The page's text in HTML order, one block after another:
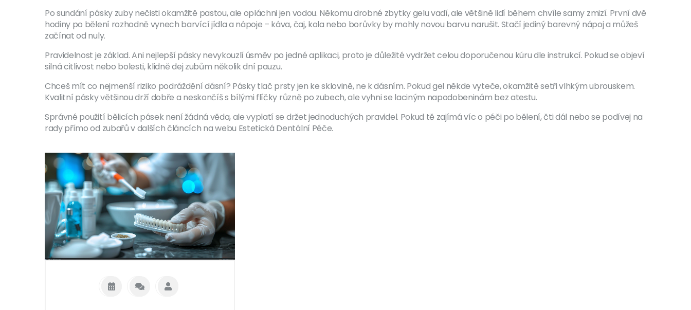
Po sundání pásky zuby nečisti okamžitě pastou, ale opláchni jen vodou. Někomu drobné zbytky gelu vadí, ale většině lidí během chvíle samy zmizí. První dvě
hodiny po bělení rozhodně vynech barvící jídla a nápoje – káva, čaj, kola nebo borůvky by mohly novou barvu narušit. Stačí jediný barevný nápoj a můžeš
začínat od nuly.
Pravidelnost je základ. Ani nejlepší pásky nevykouzlí úsměv po jedné aplikaci, proto je důležité vydržet celou doporučenou kúru dle instrukcí. Pokud se objeví
silná citlivost nebo bolesti, klidně dej zubům několik dní pauzu.
Chceš mít co nejmenší riziko podráždění dásní? Pásky tlač prsty jen ke sklovině, ne k dásním. Pokud gel někde vyteče, okamžitě setři vlhkým ubrouskem.
Kvalitní pásky většinou drží dobře a neskončíš s bílými flíčky různě po zubech, ale vyhni se laciným napodobeninám bez atestu.
Správné použití bělicích pásek není žádná věda, ale vyplatí se držet jednoduchých pravidel. Pokud tě zajímá víc o péči po bělení, čti dál nebo se podívej na
rady přímo od zubařů v dalších článcích na webu Estetická Dentální Péče.